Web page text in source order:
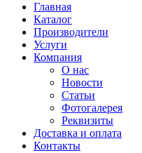
Главная
Каталог
Производители
Услуги
Компания
О нас
Новости
Статьи
Фотогалерея
Реквизиты
Доставка и оплата
Контакты